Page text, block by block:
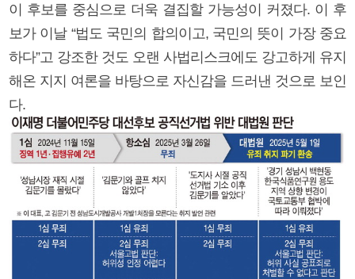
이 후보를 중심으로 더욱 결집할 가능성이 커졌다. 이 후
보가 이날 “법도 국민의 합의이고, 국민의 뜻이 가장 중요
하다”고 강조한 것도 오랜 사법리스크에도 강고하게 유지
해온 지지 여론을 바탕으로 자신감을 드러낸 것으로 보인
다.